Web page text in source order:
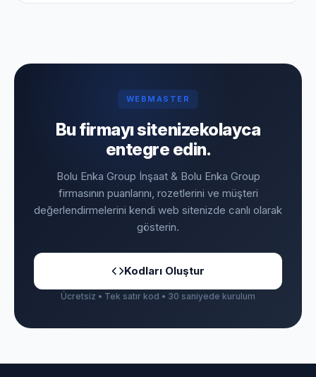
WEBMASTER
Bu firmayı sitenizekolayca
entegre edin.
Bolu Enka Group İnşaat & Bolu Enka Group
firmasının puanlarını, rozetlerini ve müşteri
değerlendirmelerini kendi web sitenizde canlı olarak
gösterin.
Kodları Oluştur
Ücretsiz • Tek satır kod • 30 saniyede kurulum